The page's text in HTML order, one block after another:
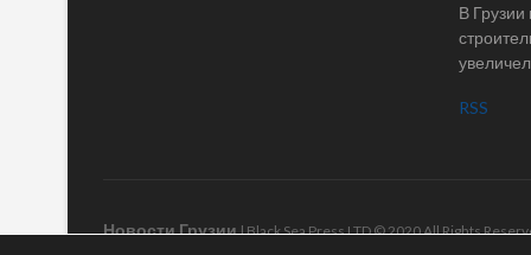
В
RSS
Новости Грузии| Black Sea Press LTD © 2020 All Rights